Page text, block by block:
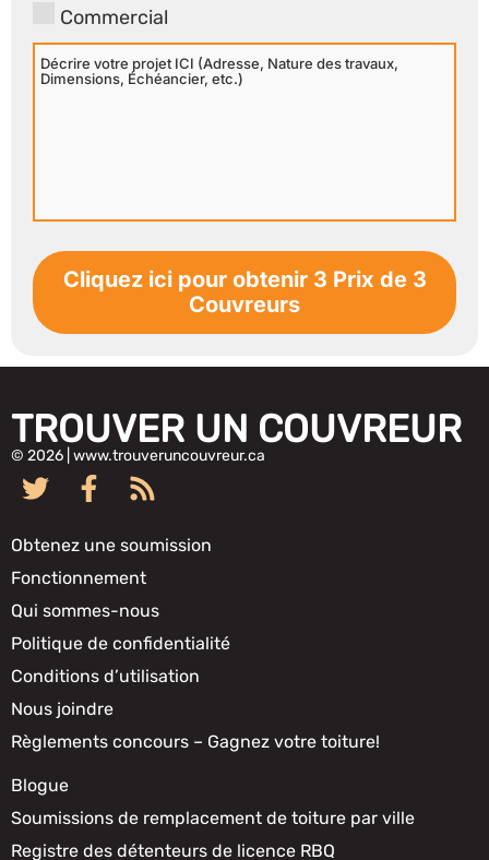
Commercial
Décrire
votre
TROUVER UN COUVREUR
© 2026 | www.trouveruncouvreur.ca
Obtenez une soumission
Fonctionnement
Qui sommes-nous
Politique de confidentialité
Conditions d’utilisation
Nous joindre
Règlements concours – Gagnez votre toiture!
Blogue
Soumissions de remplacement de toiture par ville
Registre des détenteurs de licence RBQ